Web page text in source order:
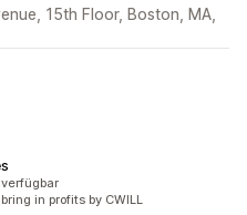
15th Floor, Boston, MA,
in profits by CWILL